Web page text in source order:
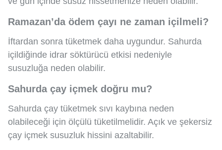
Ramazan’da ödem çayı ne zaman içilmeli?
İftardan sonra tüketmek daha uygundur. Sahurda
içildiğinde idrar söktürücü etkisi nedeniyle
susuzluğa neden olabilir.
Sahurda çay içmek doğru mu?
Sahurda çay tüketmek sıvı kaybına neden
olabileceği için ölçülü tüketilmelidir. Açık ve şekersiz
çay içmek susuzluk hissini azaltabilir.